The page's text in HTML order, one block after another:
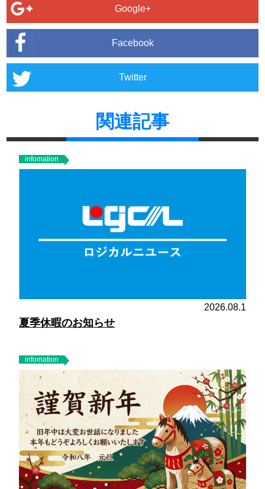
Google+
Facebook
Twitter
関連記事
infomation
2026.08.1
夏季休暇のお知らせ
infomation